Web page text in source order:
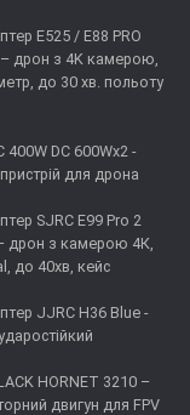
E525 / E88 PRO
дрон з 4K камерою,
до 30 хв. польоту
400W DC 600Wx2 -
для дрона
SJRC E99 Pro 2
дрон з камерою 4К,
до 40хв, кейс
JJRC H36 Blue -
HORNET 3210 –
двигун для FPV